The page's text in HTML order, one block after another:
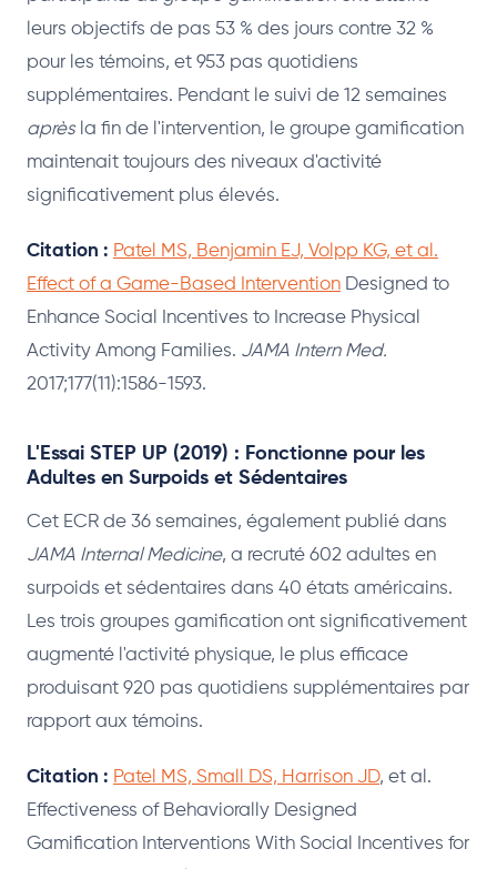
leurs objectifs de pas 53 % des jours contre 32 %
pour les témoins, et 953 pas quotidiens
supplémentaires. Pendant le suivi de 12 semaines
aprèsla fin de l'intervention, le groupe gamification
maintenait toujours des niveaux d'activité
significativement plus élevés.
Citation : Patel MS, Benjamin EJ, Volpp KG, et al.
Effect of a Game-Based Intervention Designed to
Enhance Social Incentives to Increase Physical
Activity Among Families. JAMA Intern Med.
2017;177(11):1586-1593.
L'Essai STEP UP (2019) : Fonctionne pour les
Adultes en Surpoids et Sédentaires
Cet ECR de 36 semaines, également publié dans
JAMA Internal Medicine, a recruté 602 adultes en
surpoids et sédentaires dans 40 états américains.
Les trois groupes gamification ont significativement
augmenté l'activité physique, le plus efficace
produisant 920 pas quotidiens supplémentaires par
rapport aux témoins.
Citation : Patel MS, Small DS, Harrison JD, et al.
Effectiveness of Behaviorally Designed
Gamification Interventions With Social Incentives for